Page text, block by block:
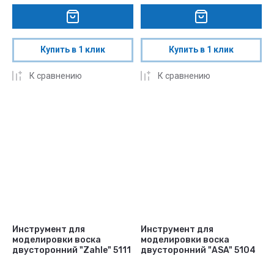
Купить в 1 клик
К сравнению
Купить в 1 клик
К сравнению
Инструмент для
моделировки воска
двусторонний "Zahle" 5111
Инструмент для
моделировки воска
двусторонний "ASA" 5104